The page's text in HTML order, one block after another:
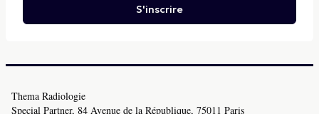
S'inscrire
Thema Radiologie
Special Partner, 84 Avenue de la République, 75011 Paris